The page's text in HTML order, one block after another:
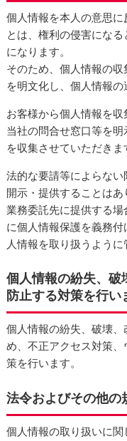
個人情報を本人の意思に
とは、権利の侵害にな
になります。
そのため、個人情報の
を明文化し、個人情報の
お客様から個人情報を収
当社の問合せ窓口等を
を収集させていただきま
法的な要請等によらな
開示・提供することは
業務委託先に提供する
に個人情報保護を義務
人情報を取り扱うように
個人情報の紛失、破
防止する対策を行い
個人情報の紛失、破壊
め、不正アクセス対策
策を行います。
法令およびその他の
個人情報の取り扱いに